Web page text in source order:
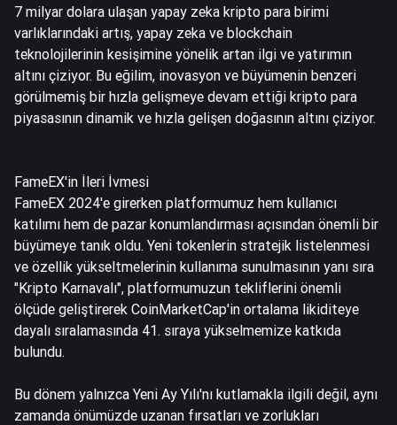
7 milyar dolara ulaşan yapay zeka kripto para birimi
varlıklarındaki artış, yapay zeka ve blockchain
teknolojilerinin kesişimine yönelik artan ilgi ve yatırımın
altını çiziyor. Bu eğilim, inovasyon ve büyümenin benzeri
görülmemiş bir hızla gelişmeye devam ettiği kripto para
piyasasının dinamik ve hızla gelişen doğasının altını çiziyor.
FameEX'in İleri İvmesi
FameEX 2024'e girerken platformumuz hem kullanıcı
katılımı hem de pazar konumlandırması açısından önemli bir
büyümeye tanık oldu. Yeni tokenlerin stratejik listelenmesi
ve özellik yükseltmelerinin kullanıma sunulmasının yanı sıra
"Kripto Karnavalı", platformumuzun tekliflerini önemli
ölçüde geliştirerek CoinMarketCap'in ortalama likiditeye
dayalı sıralamasında 41. sıraya yükselmemize katkıda
bulundu.
Bu dönem yalnızca Yeni Ay Yılı'nı kutlamakla ilgili değil, aynı
zamanda önümüzde uzanan fırsatları ve zorlukları